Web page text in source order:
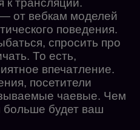
к трансляции.
от вебкам моделей
поведения.
спросить про
То есть,
впечатление.
посетители
чаевые. Чем
будет ваш